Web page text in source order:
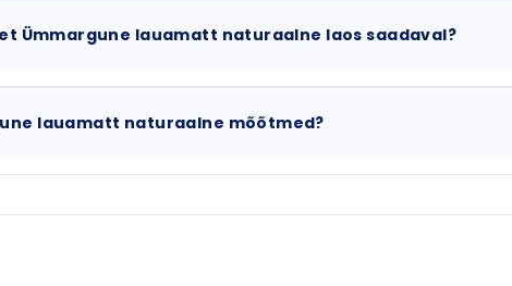
Ümmargune lauamatt naturaalne laos saadaval?
lauamatt naturaalne mõõtmed?